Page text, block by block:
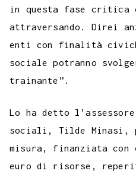
in questa fase critica
attraversando. Direi
enti con finalità
sociale potranno
trainante”.
Lo ha detto
sociali, Tilde Minasi,
misura, finanziata
euro di risorse,